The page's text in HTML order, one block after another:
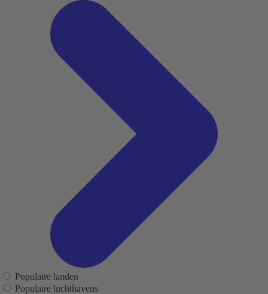
Populaire landen
Populaire luchthavens